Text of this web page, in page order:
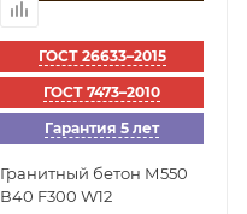
ГОСТ 26633–2015
ГОСТ 7473–2010
Гарантия 5 лет
Гранитный бетон М550
В40 F300 W12